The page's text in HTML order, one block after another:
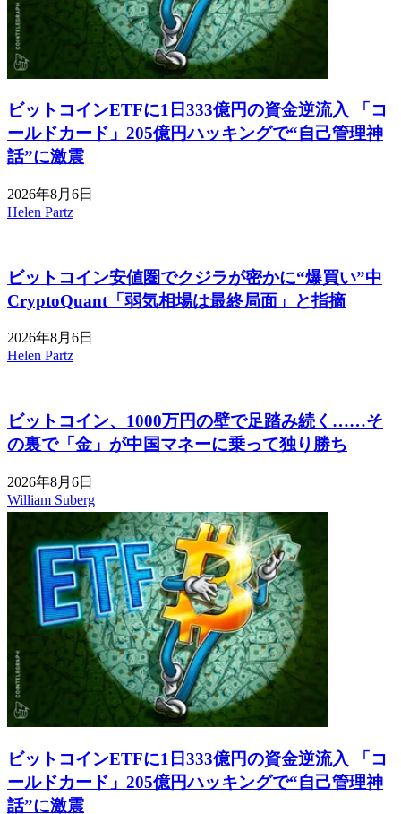
ビットコインETFに1日333億円の資金逆流入 「コ
ールドカード」205億円ハッキングで“自己管理神
話”に激震
2026年8月6日
Helen Partz
ビットコイン安値圏でクジラが密かに“爆買い”中
CryptoQuant「弱気相場は最終局面」と指摘
2026年8月6日
Helen Partz
ビットコイン、1000万円の壁で足踏み続く……そ
の裏で「金」が中国マネーに乗って独り勝ち
2026年8月6日
William Suberg
ビットコインETFに1日333億円の資金逆流入 「コ
ールドカード」205億円ハッキングで“自己管理神
話”に激震